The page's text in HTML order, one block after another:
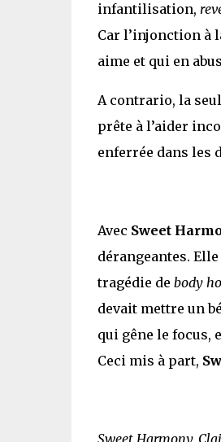
infantilisation,
Car l’injonction à
aime et qui en
A contrario, la
prête à l’aider
enferrée dans les
Avec Sweet
dérangeantes.
tragédie de body
devait mettre un
qui gêne le focus,
Ceci mis à part,
Sweet Harmony,